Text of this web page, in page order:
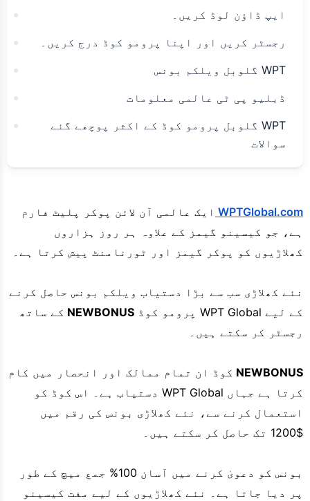
ایپ ڈاؤن لوڈ کریں۔
رجسٹر کریں اور اپنا پرومو کوڈ درج کریں۔
WPT گلوبل ویلکم بونس
ڈبلیو پی ٹی عالمی معلومات
WPT گلوبل پرومو کوڈ کے اکثر پوچھے گئے
سوالات
WPTGlobal.com ایک عالمی آن لائن پوکر پلیٹ فارم
ہے، جو کیسینو گیمز کے علاوہ ہر روز ہزاروں
کھلاڑیوں کو پوکر گیمز اور ٹورنامنٹ پیش کرتا ہے۔
نئے کھلاڑی سب سے بڑا دستیاب ویلکم بونس حاصل کرنے
کے لیے WPT Global پرومو کوڈ
NEWBONUS کے ساتھ
رجسٹر کر سکتے ہیں۔
NEWBONUS کوڈ ان تمام ممالک اور انحصار میں کام
کرتا ہے جہاں WPT Global دستیاب ہے۔ اس کوڈ کو
استعمال کرنے سے، نئے کھلاڑی بونس کی رقم میں
$1200 تک حاصل کر سکتے ہیں۔
بونس کو دعویٰ کرنے میں آسان 100% جمع میچ کے طور
پر دیا جاتا ہے۔ نئے کھلاڑیوں کے لیے مفت کیسینو